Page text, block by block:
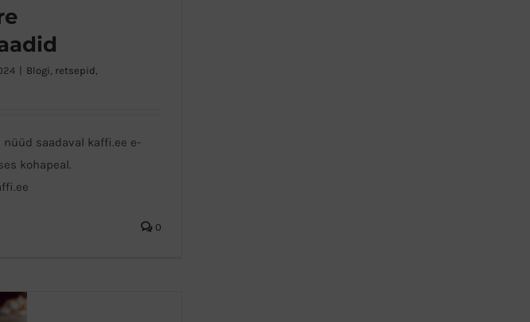
kontsentraadid
Blogi, retsepid,
nüüd saadaval kaffi.ee e-
kohapeal.
0